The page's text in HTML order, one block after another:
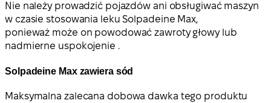
Nie należy prowadzić pojazdów ani obsługiwać maszyn
w czasie stosowania leku Solpadeine Max,
ponieważ może on powodować zawroty głowy lub
nadmierne uspokojenie .
Solpadeine Max zawiera sód
Maksymalna zalecana dobowa dawka tego produktu